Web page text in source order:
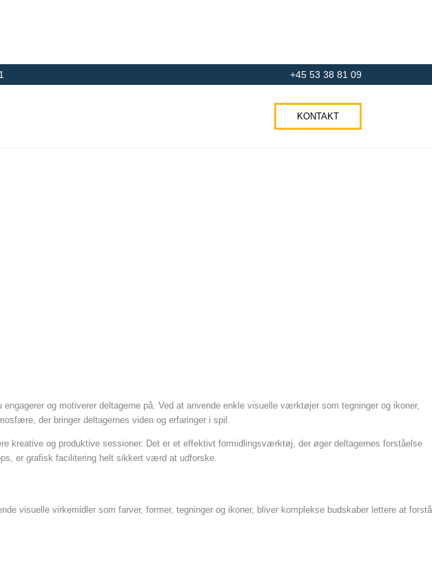
+45 53 38 81 09
KONTAKT
og motiverer deltagerne på. Ved at anvende enkle visuelle værktøjer som tegninger og ikoner,
der bringer deltagernes viden og erfaringer i spil.
kreative og produktive sessioner. Det er et effektivt formidlingsværktøj, der øger deltagernes forståelse
er grafisk facilitering helt sikkert værd at udforske.
visuelle virkemidler som farver, former, tegninger og ikoner, bliver komplekse budskaber lettere at forstå